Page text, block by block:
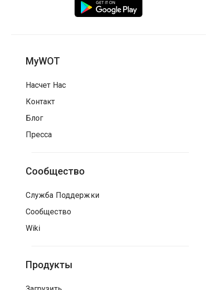
MyWOT
Насчет Нас
Контакт
Блог
Пресса
Сообщество
Служба Поддержки
Сообщество
Wiki
Продукты